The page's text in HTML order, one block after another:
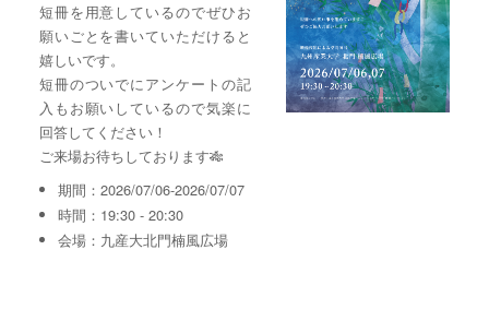
短冊を用意しているのでぜひお
願いごとを書いていただけると
嬉しいです。
短冊のついでにアンケートの記
入もお願いしているので気楽に
回答してください！
ご来場お待ちしております🎋
期間：2026/07/06-2026/07/07
時間：19:30 - 20:30
会場：九産大北門楠風広場